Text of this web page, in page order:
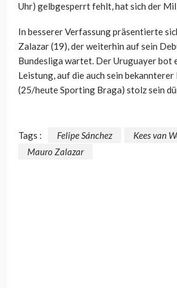
Uhr) gelbgesperrt fehlt, hat sich der
In besserer Verfassung präsentierte
Zalazar (19), der weiterhin auf sein
Bundesliga wartet. Der Uruguayer bot
Leistung, auf die auch sein
(25/heute Sporting Braga) stolz sein
Tags : Felipe Sánchez
Kees van
Mauro Zalazar